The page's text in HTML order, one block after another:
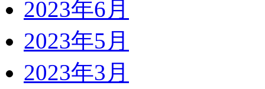
2023年6月
2023年5月
2023年3月